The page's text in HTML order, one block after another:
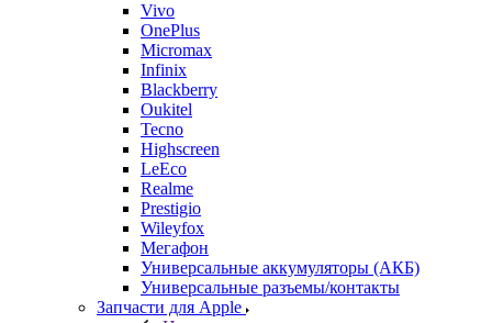
Vivo
OnePlus
Micromax
Infinix
Blackberry
Oukitel
Tecno
Highscreen
LeEco
Realme
Prestigio
Wileyfox
Мегафон
Универсальные аккумуляторы (АКБ)
Универсальные разъемы/контакты
Запчасти для Apple